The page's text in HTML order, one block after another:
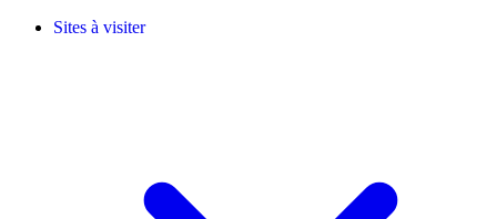
Sites à visiter